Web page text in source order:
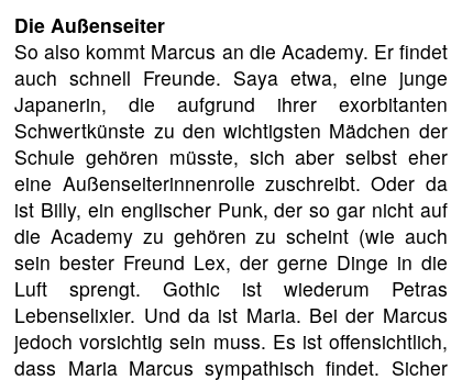
Die Außenseiter
So also kommt Marcus an die Academy. Er findet
auch schnell Freunde. Saya etwa, eine junge
Japanerin, die aufgrund ihrer exorbitanten
Schwertkünste zu den wichtigsten Mädchen der
Schule gehören müsste, sich aber selbst eher
eine Außenseiterinnenrolle zuschreibt. Oder da
ist Billy, ein englischer Punk, der so gar nicht auf
die Academy zu gehören zu scheint (wie auch
sein bester Freund Lex, der gerne Dinge in die
Luft sprengt. Gothic ist wiederum Petras
Lebenselixier. Und da ist Maria. Bei der Marcus
jedoch vorsichtig sein muss. Es ist offensichtlich,
dass Maria Marcus sympathisch findet. Sicher